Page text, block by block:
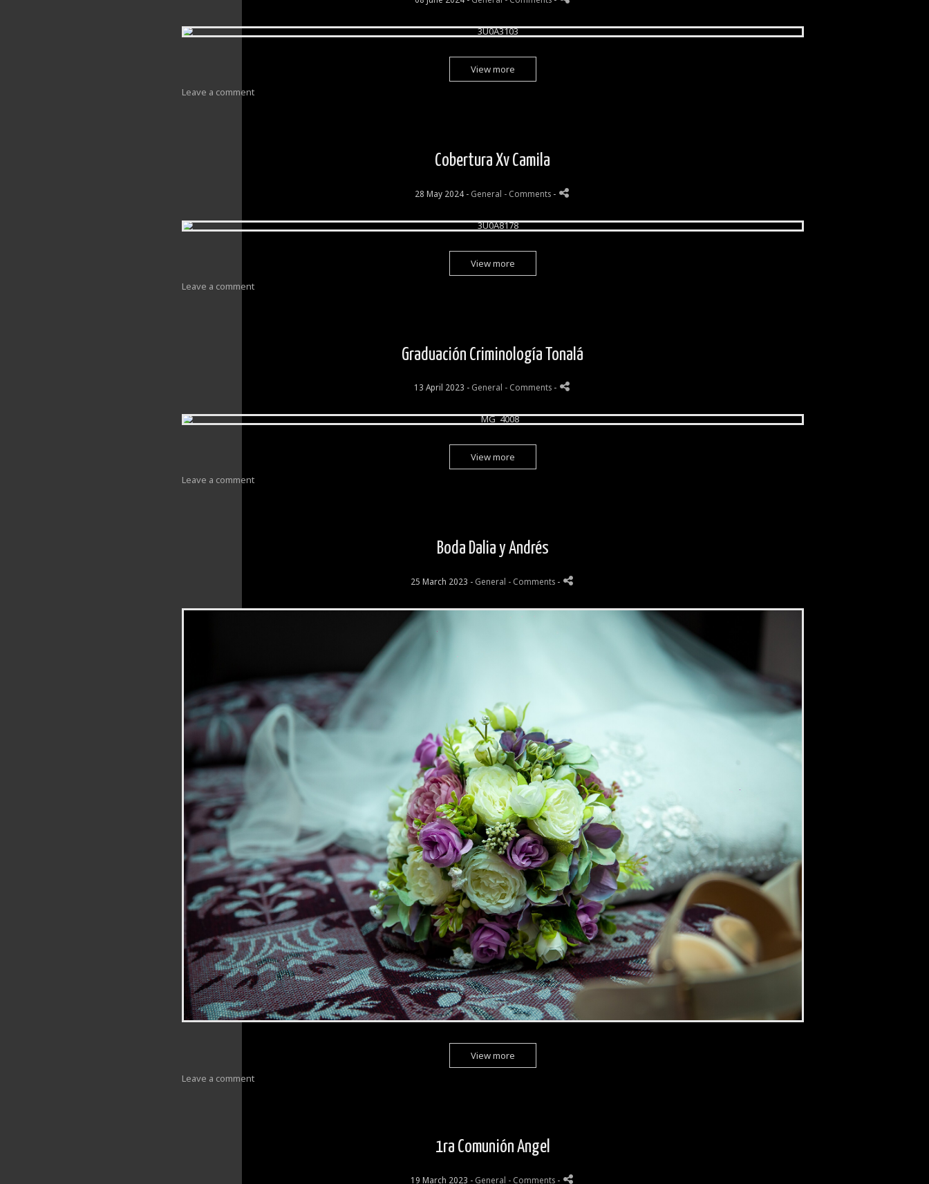
View more
Leave a comment
Cobertura Xv Camila
28 May 2024 - General - Comments -
View more
Leave a comment
Graduación Criminología Tonalá
13 April 2023 - General - Comments -
View more
Leave a comment
Boda Dalia y Andrés
25 March 2023 - General - Comments -
View more
Leave a comment
1ra Comunión Angel
19 March 2023 - General - Comments -